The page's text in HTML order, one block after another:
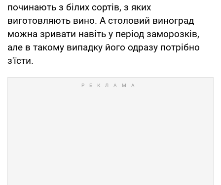
починають з білих сортів, з яких
виготовляють вино. А столовий виноград
можна зривати навіть у період заморозків,
але в такому випадку його одразу потрібно
з'їсти.